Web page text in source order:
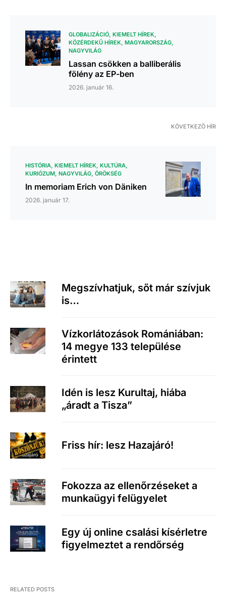
GLOBALIZÁCIÓ KIEMELT HÍREK
KÖZÉRDEKŰ HÍREK MAGYARORSZÁG
NAGYVILÁG
Lassan csökken a balliberális
fölény az EP-ben
2026. január 16.
KÖVETKEZŐ HÍR
HISTÓRIA KIEMELT HÍREK KULTÚRA
KURIÓZUM NAGYVILÁG ÖRÖKSÉG
In memoriam Erich von Däniken
2026. január 17.
Megszívhatjuk, sőt már szívjuk
is…
Vízkorlátozások Romániában:
14 megye 133 települése
érintett
Idén is lesz Kurultaj, hiába
„áradt a Tisza”
Friss hír: lesz Hazajáró!
Fokozza az ellenőrzéseket a
munkaügyi felügyelet
Egy új online csalási kísérletre
figyelmeztet a rendőrség
RELATED POSTS